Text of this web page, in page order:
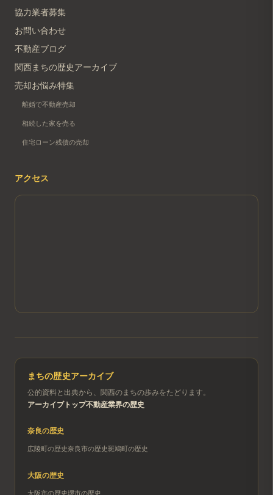
協力業者募集
お問い合わせ
不動産ブログ
関西まちの歴史アーカイブ
売却お悩み特集
離婚で不動産売却
相続した家を売る
住宅ローン残債の売却
アクセス
まちの歴史アーカイブ
公的資料と出典から、関西のまちの歩みをたどります。
アーカイブトップ不動産業界の歴史
奈良の歴史
広陵町の歴史奈良市の歴史斑鳩町の歴史
大阪の歴史
大阪市の歴史堺市の歴史